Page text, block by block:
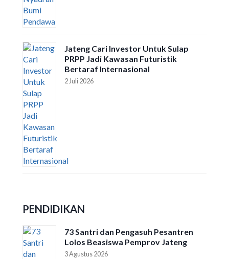
Jateng Cari Investor Untuk Sulap
PRPP Jadi Kawasan Futuristik
Bertaraf Internasional
2 Juli 2026
PENDIDIKAN
73 Santri dan Pengasuh Pesantren
Lolos Beasiswa Pemprov Jateng
3 Agustus 2026